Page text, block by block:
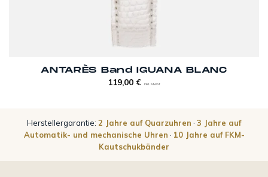
ANTARÈS Band IGUANA BLANC
119,00 € inkl. MwSt
Herstellergarantie: 2 Jahre auf Quarzuhren · 3 Jahre auf
Automatik- und mechanische Uhren · 10 Jahre auf FKM-
Kautschukbänder